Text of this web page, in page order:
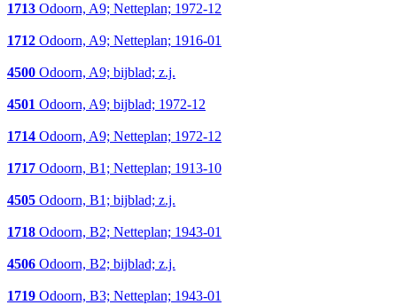
1713 Odoorn, A9; Netteplan; 1972-12
1712 Odoorn, A9; Netteplan; 1916-01
4500 Odoorn, A9; bijblad; z.j.
4501 Odoorn, A9; bijblad; 1972-12
1714 Odoorn, A9; Netteplan; 1972-12
1717 Odoorn, B1; Netteplan; 1913-10
4505 Odoorn, B1; bijblad; z.j.
1718 Odoorn, B2; Netteplan; 1943-01
4506 Odoorn, B2; bijblad; z.j.
1719 Odoorn, B3; Netteplan; 1943-01